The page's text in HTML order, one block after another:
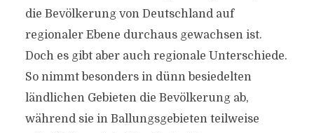
die Bevölkerung von Deutschland auf
regionaler Ebene durchaus gewachsen ist.
Doch es gibt aber auch regionale Unterschiede.
So nimmt besonders in dünn besiedelten
ländlichen Gebieten die Bevölkerung ab,
während sie in Ballungsgebieten teilweise